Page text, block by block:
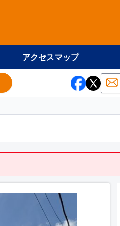
アクセスマップ